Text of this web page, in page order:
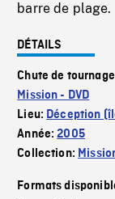
barre de plage.
DÉTAILS
Chute de
Mission - DVD
Lieu: Déception
Année:2005
Collection:
Formats